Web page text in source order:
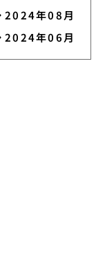
2024年08月
2024年06月